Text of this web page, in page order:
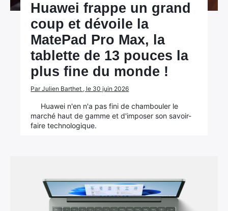
Huawei frappe un grand
coup et dévoile la
MatePad Pro Max, la
tablette de 13 pouces la
plus fine du monde !
Par Julien Barthet , le 30 juin 2026
Huawei n'en n'a pas fini de chambouler le
marché haut de gamme et d'imposer son savoir-
faire technologique.